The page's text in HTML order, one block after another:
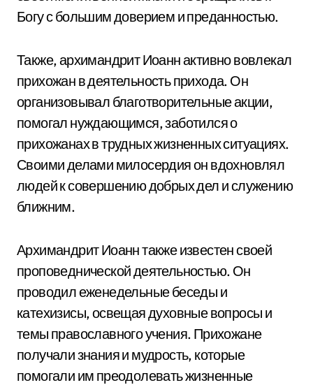
Богу с большим доверием и преданностью.
Также, архимандрит Иоанн активно вовлекал
прихожан в деятельность прихода. Он
организовывал благотворительные акции,
помогал нуждающимся, заботился о
прихожанах в трудных жизненных ситуациях.
Своими делами милосердия он вдохновлял
людей к совершению добрых дел и служению
ближним.
Архимандрит Иоанн также известен своей
проповеднической деятельностью. Он
проводил еженедельные беседы и
катехизисы, освещая духовные вопросы и
темы православного учения. Прихожане
получали знания и мудрость, которые
помогали им преодолевать жизненные